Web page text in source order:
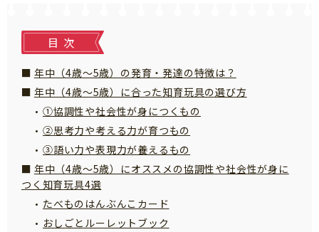
「こそだてまっぷ」とは
サイトのご利⽤にあたって
個⼈情報について
目次
年中（4歳～5歳）の発育・発達の特徴は？
年中（4歳～5歳）に合った知育玩具の選び方
①協調性や社会性が身につくもの
②思考力や考える力が育つもの
③語い力や表現力が養えるもの
年中（4歳～5歳）にオススメの協調性や社会性が身に
つく知育玩具4選
たべものはんぶんこカード
おしごとルーレットブック